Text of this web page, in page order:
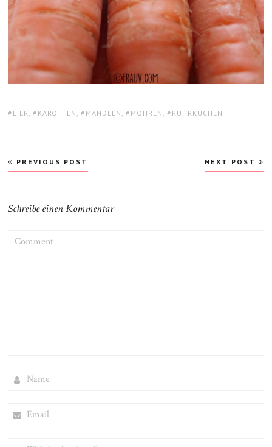
TAGS:
EIER , KAROTTEN , MANDELN , MÖHREN , RÜHRKUCHEN
Beitragsnavigation
PREVIOUS POST NEXT POST
Schreibe einen Kommentar